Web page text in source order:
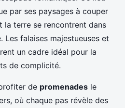
par ses paysages à couper
la terre se rencontrent dans
Les falaises majestueuses et
un cadre idéal pour la
de complicité.
de promenades le
où chaque pas révèle des